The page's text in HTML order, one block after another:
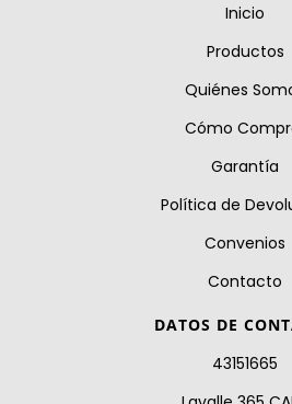
Inicio
Productos
Quiénes
Cómo
Garantía
Política de
Convenios
Contacto
DATOS DE
43151665